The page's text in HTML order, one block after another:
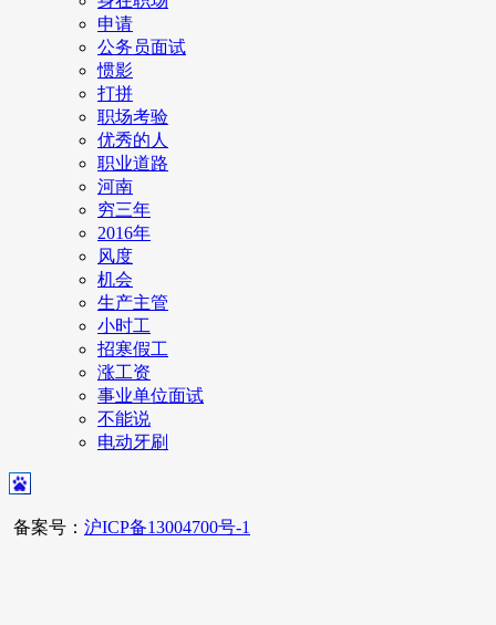
申请
公务员面试
惯影
打拼
职场考验
优秀的人
职业道路
河南
穷三年
2016年
风度
机会
生产主管
小时工
招寒假工
涨工资
事业单位面试
不能说
电动牙刷
备案号： 沪ICP备13004700号-1